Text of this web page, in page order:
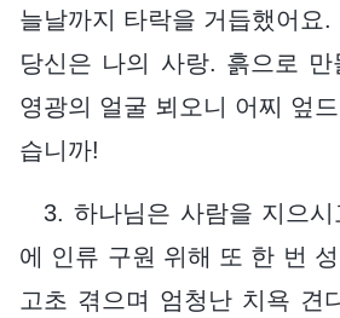
늘날까지 타락을 거듭했어요.
당신은 나의 사랑. 흙으로 만
영광의 얼굴 뵈오니 어찌 엎
습니까!
3. 하나님은 사람을 지으
에 인류 구원 위해 또 한 번
고초 겪으며 엄청난 치욕 견